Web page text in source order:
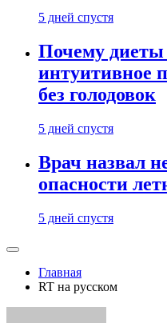
5 дней спустя
Почему диеты
интуитивное
без голодовок
5 дней спустя
Врач назвал
опасности
5 дней спустя
Главная
RT на русском